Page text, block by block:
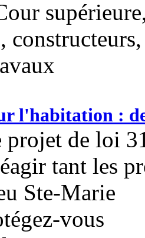
l'habitation :
projet de loi
tant les
Ste-Marie
vous